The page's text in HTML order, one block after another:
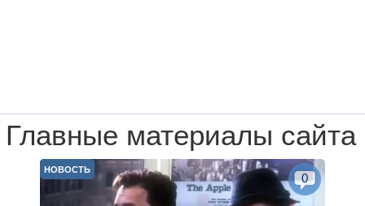
Главные материалы сайта
НОВОСТЬ
0